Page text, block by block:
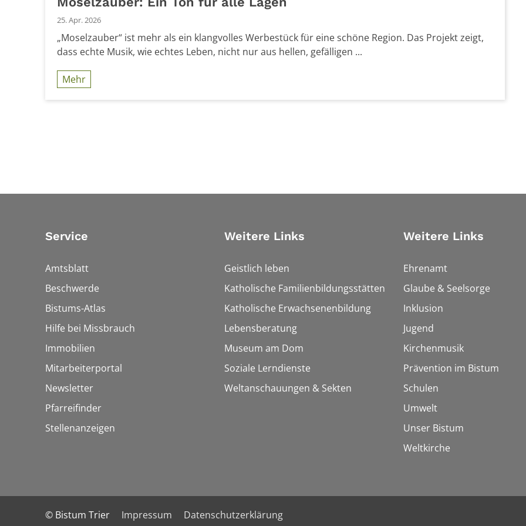
25. Apr. 2026
„Moselzauber“ ist mehr als ein klangvolles Werbestück für eine schöne Region. Das Projekt zeigt,
dass echte Musik, wie echtes Leben, nicht nur aus hellen, gefälligen ...
Mehr
Service
Amtsblatt
Beschwerde
Bistums-Atlas
Hilfe bei Missbrauch
Immobilien
Mitarbeiterportal
Newsletter
Pfarreifinder
Stellenanzeigen
Weitere Links
Geistlich leben
Katholische Familienbildungsstätten
Katholische Erwachsenenbildung
Lebensberatung
Museum am Dom
Soziale Lerndienste
Weltanschauungen & Sekten
Weitere Links
Ehrenamt
Glaube & Seelsorge
Inklusion
Jugend
Kirchenmusik
Prävention im Bistum
Schulen
Umwelt
Unser Bistum
Weltkirche
© Bistum Trier Impressum Datenschutzerklärung